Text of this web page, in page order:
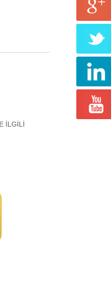
İLGİLİ